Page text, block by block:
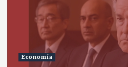
Economía